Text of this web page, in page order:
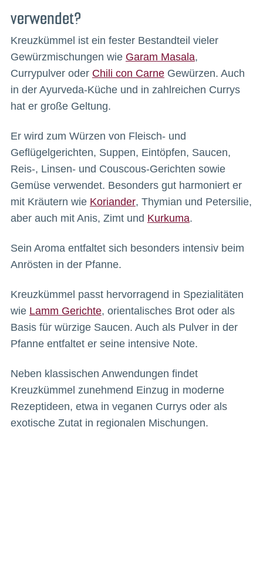
verwendet?
Kreuzkümmel ist ein fester Bestandteil vieler
Gewürzmischungen wie Garam Masala,
Currypulver oder Chili con CarneGewürzen. Auch
in der Ayurveda-Küche und in zahlreichen Currys
hat er große Geltung.
Er wird zum Würzen von Fleisch- und
Geflügelgerichten, Suppen, Eintöpfen, Saucen,
Reis-, Linsen- und Couscous-Gerichten sowie
Gemüse verwendet. Besonders gut harmoniert er
mit Kräutern wie Koriander, Thymian und Petersilie,
aber auch mit Anis, Zimt und Kurkuma.
Sein Aroma entfaltet sich besonders intensiv beim
Anrösten in der Pfanne.
Kreuzkümmel passt hervorragend in Spezialitäten
wie Lamm Gerichte, orientalisches Brot oder als
Basis für würzige Saucen. Auch als Pulver in der
Pfanne entfaltet er seine intensive Note.
Neben klassischen Anwendungen findet
Kreuzkümmel zunehmend Einzug in moderne
Rezeptideen, etwa in veganen Currys oder als
exotische Zutat in regionalen Mischungen.